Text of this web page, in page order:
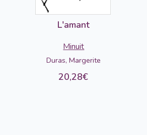
L'amant
Minuit
Duras, Margerite
20,28€